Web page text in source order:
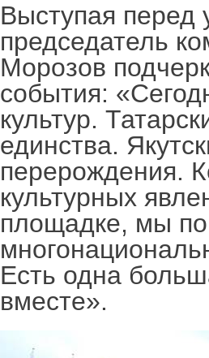
Выступая перед
председатель
Морозов
события:
культур.
единства.
перерождения.
культурных
площадке, мы
Есть одна
вместе».